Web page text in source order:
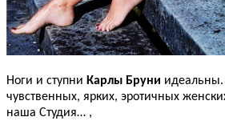
Ноги и ступни Карлы Бруни идеальны.
чувственных, ярких, эротичных
наша Студия… ,